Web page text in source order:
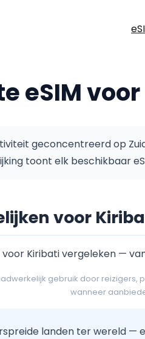
eSIM
geconcentreerd op
toont elk beschikbaar
voor
Kiribati vergeleken —
gebruik door
wanneer
landen ter wereld —